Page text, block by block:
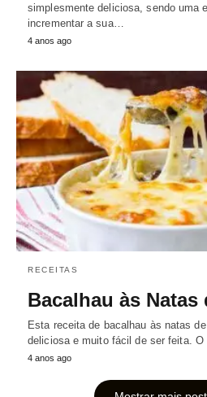
simplesmente deliciosa, sendo uma
incrementar a sua…
4 anos ago
RECEITAS
Bacalhau às Natas
Esta receita de bacalhau às natas
deliciosa e muito fácil de ser feita.
4 anos ago